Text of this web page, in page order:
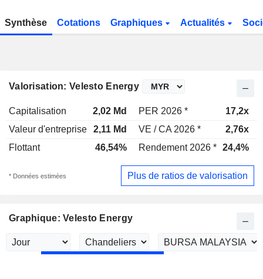
Synthèse Cotations Graphiques Actualités
Valorisation: Velesto Energy
Capitalisation 2,02 Md PER 2026 * 17,2x
Valeur d'entreprise
2,11 Md VE / CA 2026 * 2,76x
Flottant
46,54% Rendement 2026 * 24,4%
* Données estimées Plus de ratios de valorisation
Graphique: Velesto Energy